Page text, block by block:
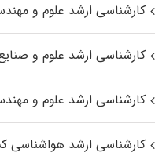
کارشناسی ارشد علوم و
کارشناسی ارشد علوم و
کارشناسی ارشد علوم و
کارشناسی ارشد هواشناسی